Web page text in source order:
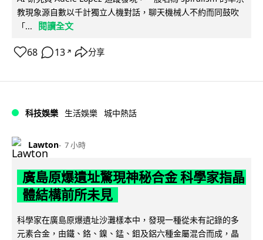
教現象源自數以千計獨立人機對話，聊天機械人不約而同鼓吹
「...
閱讀全文
68 13 ↗ 分享
科技娛樂 生活娛樂 城中熱話
Lawton 7 小時
廣島原爆遺址驚現神秘合金 科學家指晶
體結構前所未見
科學家在廣島原爆遺址沙灘樣本中，發現一種從未有記錄的多
元素合金，由鐵、鉻、鎳、錳、鉬及鋁六種金屬混合而成，晶